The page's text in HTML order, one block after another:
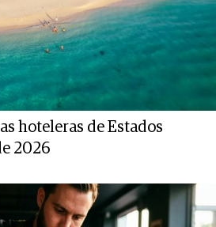
hoteleras de Estados
2026